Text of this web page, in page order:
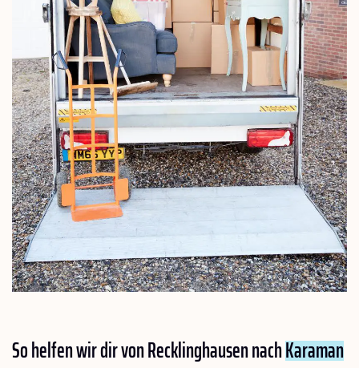
So helfen wir dir von Recklinghausen nachKaraman